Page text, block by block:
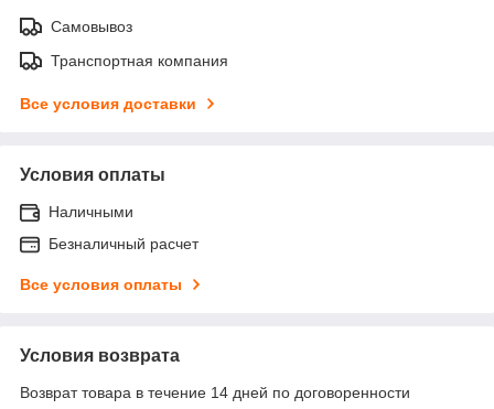
Самовывоз
Транспортная компания
Все условия доставки
Условия оплаты
Наличными
Безналичный расчет
Все условия оплаты
Условия возврата
Возврат товара в течение 14 дней по договоренности